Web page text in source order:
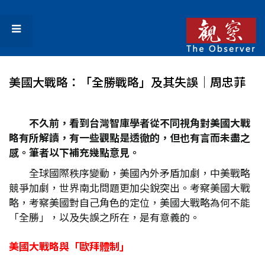
美國大戰略：「全勝戰略」及其失誤│周忠菲
不久前，看到台灣智庫學者從不同視角對美國大戰
略有所解讀，有一些觀點是透徹的，但也有言而未盡之
感。筆者以下補充幾點意見。
全球國際秩序變動，美國內外矛盾加劇，中美戰略
競爭加劇，世界南北問題更加尖銳突出。考察美國大戰
略，考察美國對自己角色的定位，美國大戰略為何不能
「全勝」，以及失誤之所在，是有意義的。
美國大戰略與「歐拜體制」